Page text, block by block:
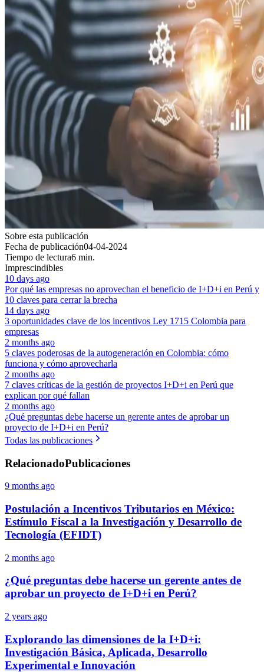
Sobre esta publicación
Fecha de publicación04-04-2024
Tiempo de lectura6 min.
Imprescindibles
10 days ago
Por qué las empresas no aprovechan el beneficio de I+D+i en Perú y
10 claves para cerrar la brecha
14 days ago
3 oportunidades clave de los incentivos Ley 1715 Colombia para
empresas
2 months ago
5 claves poderosas de la autogeneración en Colombia: cómo
funciona y cómo aprovecharla
2 months ago
7 claves críticas de la gestión de proyectos I+D+i en Perú que
explican por qué fallan
2 months ago
¿Qué preguntas debe hacerse un gerente antes de aprobar un
proyecto de I+D+i en Perú?
Todas las publicaciones
RelacionadoPublicaciones
9 months ago
Postulación a Incentivos Tributarios en México:
Estímulo Fiscal a la Investigación y Desarrollo de
Tecnología (EFIDT)
2 months ago
¿Qué preguntas debe hacerse un gerente antes de
aprobar un proyecto de I+D+i en Perú?
2 years ago
Explorando las dimensiones de la I+D+i:
Investigación Básica, Aplicada, Desarrollo
Experimental e Innovación